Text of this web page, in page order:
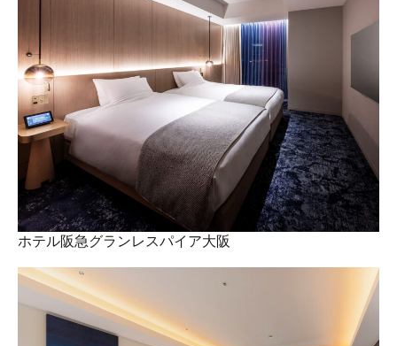
ホテル阪急グランレスパイア大阪